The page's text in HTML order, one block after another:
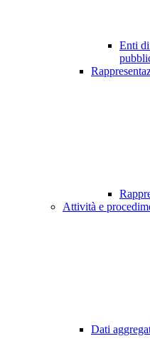
Enti
Attività e
Dati